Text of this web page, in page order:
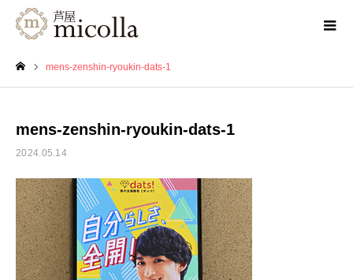
mens-zenshin-ryoukin-dats-1
mens-zenshin-ryoukin-dats-1
2024.05.14